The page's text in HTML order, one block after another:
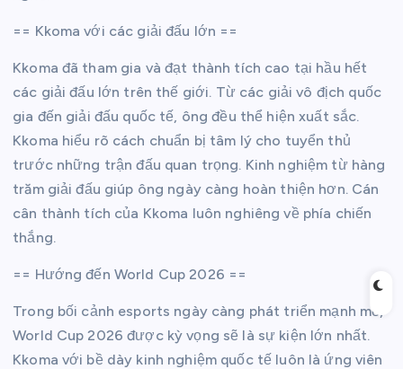
== Kkoma với các giải đấu lớn ==
Kkoma đã tham gia và đạt thành tích cao tại hầu hết
các giải đấu lớn trên thế giới. Từ các giải vô địch quốc
gia đến giải đấu quốc tế, ông đều thể hiện xuất sắc.
Kkoma hiểu rõ cách chuẩn bị tâm lý cho tuyển thủ
trước những trận đấu quan trọng. Kinh nghiệm từ hàng
trăm giải đấu giúp ông ngày càng hoàn thiện hơn. Cán
cân thành tích của Kkoma luôn nghiêng về phía chiến
thắng.
== Hướng đến World Cup 2026 ==
Trong bối cảnh esports ngày càng phát triển mạnh mẽ,
World Cup 2026 được kỳ vọng sẽ là sự kiện lớn nhất.
Kkoma với bề dày kinh nghiệm quốc tế luôn là ứng viên